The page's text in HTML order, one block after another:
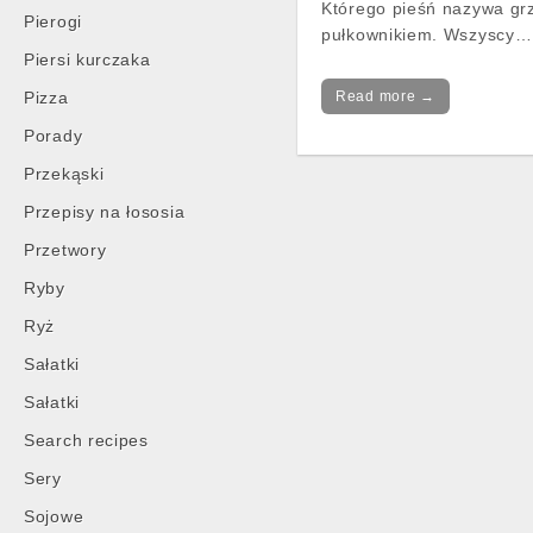
Pierogi
Piersi kurczaka
Pizza
Porady
Przekąski
Przepisy na łososia
Przetwory
Ryby
Ryż
Sałatki
Sałatki
Search recipes
Sery
Sojowe
Którego pieśń nazywa
pułkownikiem. Wszyscy…
Read more →